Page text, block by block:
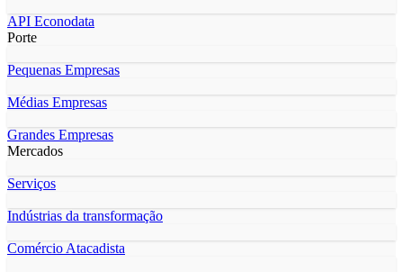
API Econodata
Porte
Pequenas Empresas
Médias Empresas
Grandes Empresas
Mercados
Serviços
Indústrias da transformação
Comércio Atacadista